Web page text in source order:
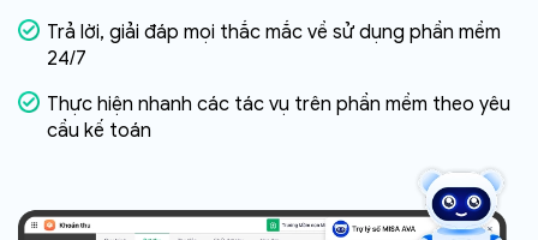
Trả lời, giải đáp mọi thắc mắc về sử dụng phần mềm
24/7
Thực hiện nhanh các tác vụ trên phần mềm theo yêu
cầu kế toán